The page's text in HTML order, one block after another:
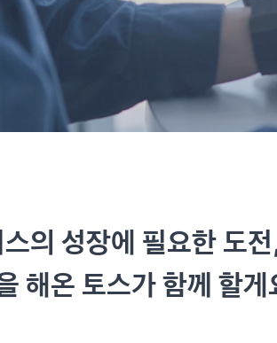
의 성장에 필요한 도
해온 토스가 함께 할게